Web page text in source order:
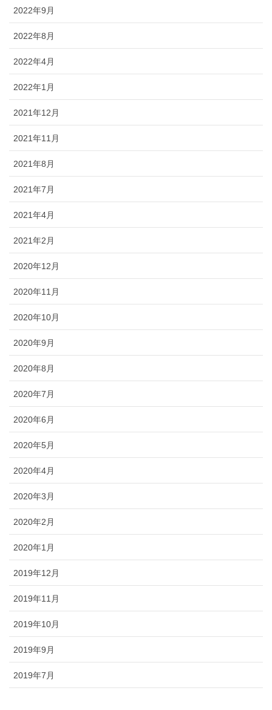
2022年9月
2022年8月
2022年4月
2022年1月
2021年12月
2021年11月
2021年8月
2021年7月
2021年4月
2021年2月
2020年12月
2020年11月
2020年10月
2020年9月
2020年8月
2020年7月
2020年6月
2020年5月
2020年4月
2020年3月
2020年2月
2020年1月
2019年12月
2019年11月
2019年10月
2019年9月
2019年7月